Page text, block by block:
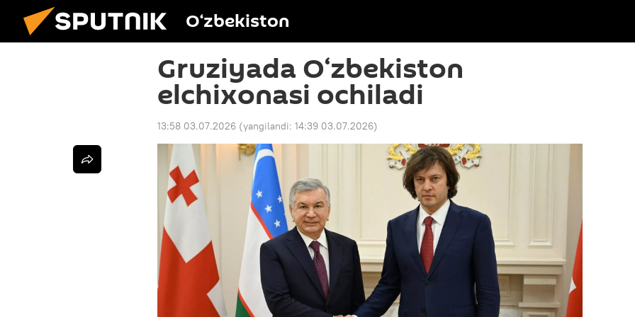
O‘zbekiston
Gruziyada O‘zbekiston
elchixonasi ochiladi
13:58 03.07.2026 (yangilandi: 14:39 03.07.2026)